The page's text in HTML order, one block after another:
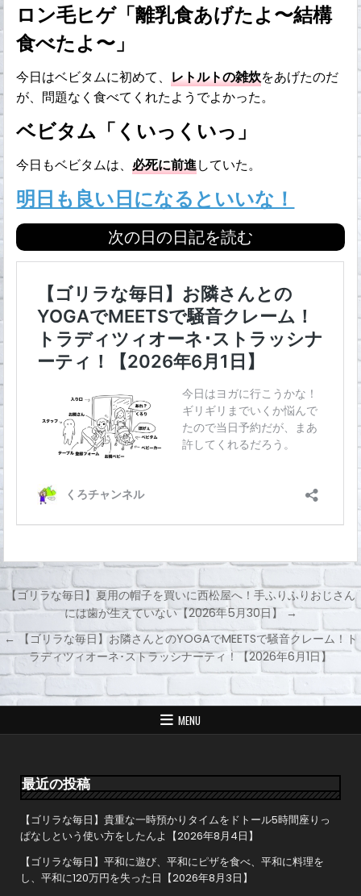
ロン毛ヒゲ「離乳食あげたよ〜結構
食べたよ〜」
今日はベビタムに初めて、レトルトの雑炊をあげたのだ
が、問題なく食べてくれたようでよかった。
ベビタム「くいっくいっ」
今日もベビタムは、必死に前進していた。
明日も良い日になるといいな！
次の日の日記を読む
投
稿
ナ
ビ
ー
ョ
【ゴリラな毎日】夏用の帽子を買いに西松屋へ！手ふりふりおじさん
には歯が生えていない【2026年5月30日】 →
← 【ゴリラな毎日】お隣さんとのYOGAでMEETSで騒音クレーム！ト
ラディツィオーネ･ストラッシナーティ！【2026年6月1日】
MENU
最近の投稿
【ゴリラな毎日】貴重な一時預かりタイムをドトール5時間座りっ
ぱなしという使い方をしたんよ【2026年8月4日】
【ゴリラな毎日】平和に遊び、平和にピザを食べ、平和に料理を
し、平和に120万円を失った日【2026年8月3日】